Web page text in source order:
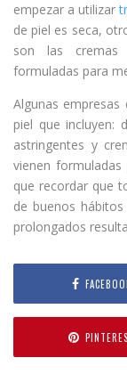
empezar a utilizar
de piel es seca,
son las cremas
formuladas para
Algunas
piel que incluyen:
astringentes y
vienen
que recordar que
de buenos
prolongados